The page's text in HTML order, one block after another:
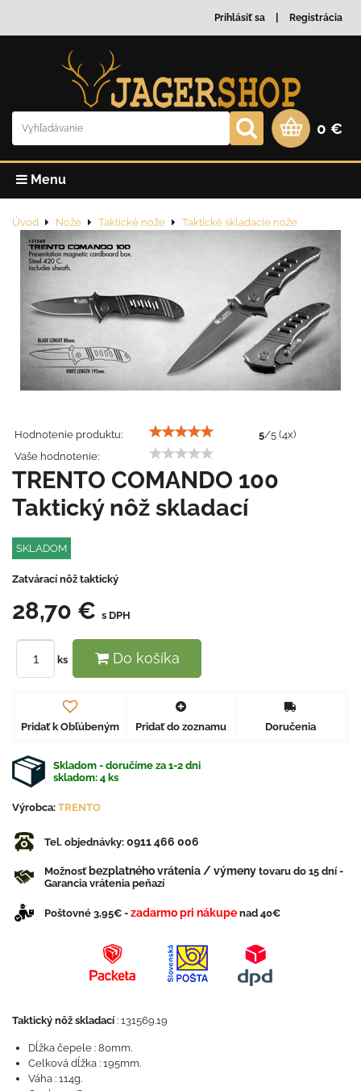
Prihlásiť sa Registrácia
0 €
Menu
Úvod Nože Taktické nože Taktické skladacie nože
Hodnotenie produktu: 5/5 (4x)
Vaše hodnotenie:
TRENTO COMANDO 100
Taktický nôž skladací
SKLADOM
Zatvárací nôž taktický
28,70 € s DPH
ks Do košíka
Pridať k Obľúbeným Pridať do zoznamu Doručenia
Skladom - doručíme za 1-2 dni
skladom: 4 ks
Výrobca: TRENTO
Tel. objednávky: 0911 466 006
Možnosťbezplatného vrátenia / výmeny tovaru do 15 dní -
Garancia vrátenia peňazí
Poštovné 3,95€ - zadarmo pri nákupe nad 40€
Taktický nôž skladací: 131569.19
Dĺžka čepele : 80mm.
Celková dĺžka : 195mm.
Váha : 114g.